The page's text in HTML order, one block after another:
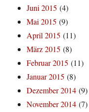
Juni 2015 (4)
Mai 2015 (9)
April 2015 (11)
März 2015 (8)
Februar 2015 (11)
Januar 2015 (8)
Dezember 2014 (9)
November 2014 (7)